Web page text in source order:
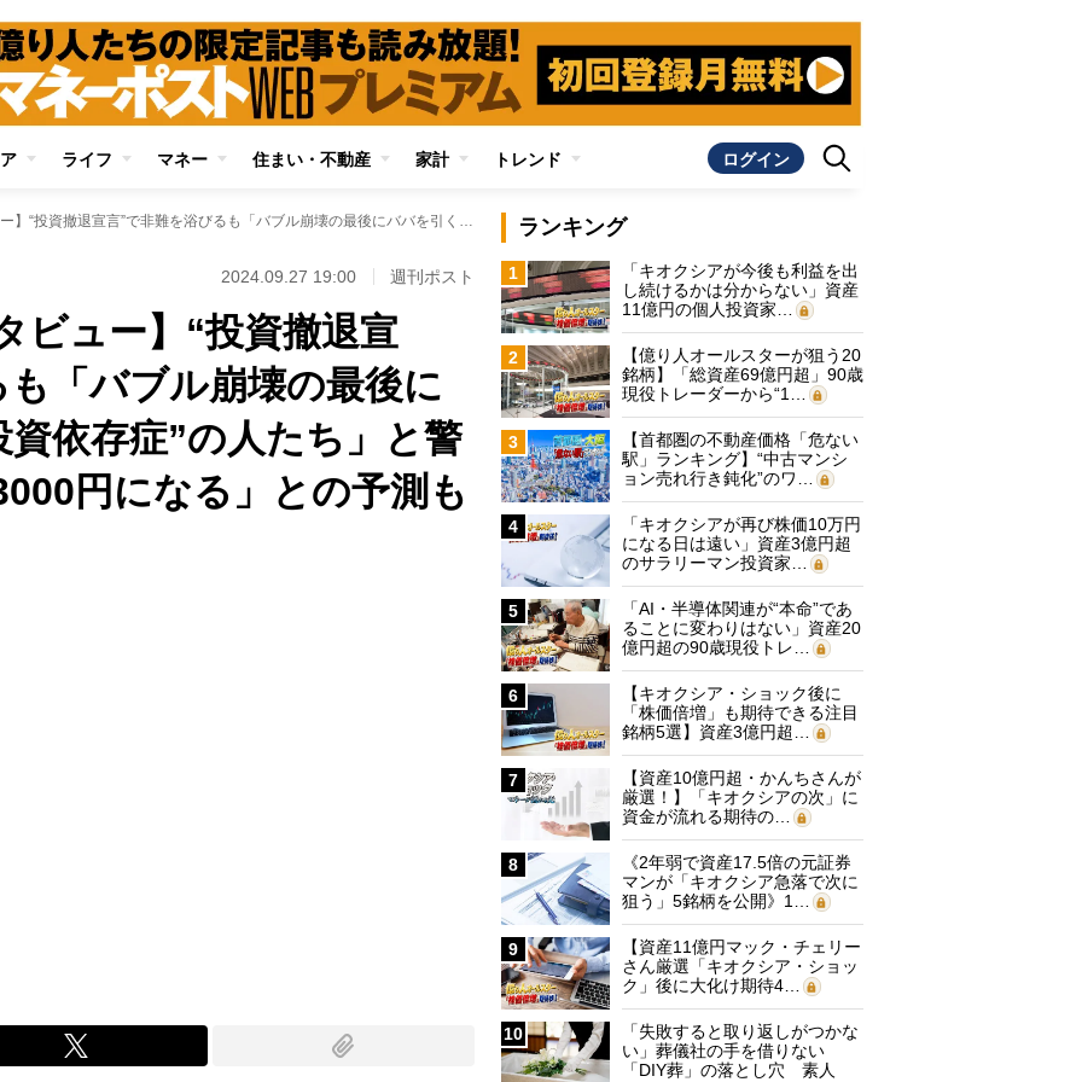
ライフ マネー 住まい・不動産 家計 トレンド ログイン
【森永卓郎氏インタビュー】“投資撤退宣言”で非難を浴びるも「バブル崩壊の最後にババを引くのは“投資依存症”の人たち」と警鐘 「日経平均は3000円になる」との予測も
2024.09.27 19:00 週刊ポスト
ビュー】“投資撤退宣
「バブル崩壊の最後に
依存症”の人たち」と警
円になる」との予測も
ランキング
1
「キオクシアが今後も利益を出
し続けるかは分からない」資産
11億円の個人投資家…
2
【億り人オールスターが狙う20
銘柄】「総資産69億円超」90歳
現役トレーダーから“1…
3
【首都圏の不動産価格「危ない
駅」ランキング】“中古マンシ
ョン売れ行き鈍化”のワ…
4
「キオクシアが再び株価10万円
になる日は遠い」資産3億円超
のサラリーマン投資家…
5
「AI・半導体関連が“本命”であ
ることに変わりはない」資産20
億円超の90歳現役トレ…
6
【キオクシア・ショック後に
「株価倍増」も期待できる注目
銘柄5選】資産3億円超…
7
【資産10億円超・かんちさんが
厳選！】「キオクシアの次」に
資金が流れる期待の…
8
《2年弱で資産17.5倍の元証券
マンが「キオクシア急落で次に
狙う」5銘柄を公開》1…
9
【資産11億円マック・チェリー
さん厳選「キオクシア・ショッ
ク」後に大化け期待4…
10
「失敗すると取り返しがつかな
い」葬儀社の手を借りない
「DIY葬」の落とし穴 素人